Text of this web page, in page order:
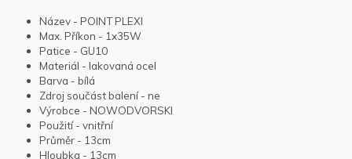
Název - POINT PLEXI
Max. Příkon - 1x35W
Patice - GU10
Materiál - lakovaná ocel
Barva - bílá
Zdroj součást balení - ne
Výrobce - NOWODVORSKI
Použití - vnitřní
Průměr - 13cm
Hloubka - 13cm